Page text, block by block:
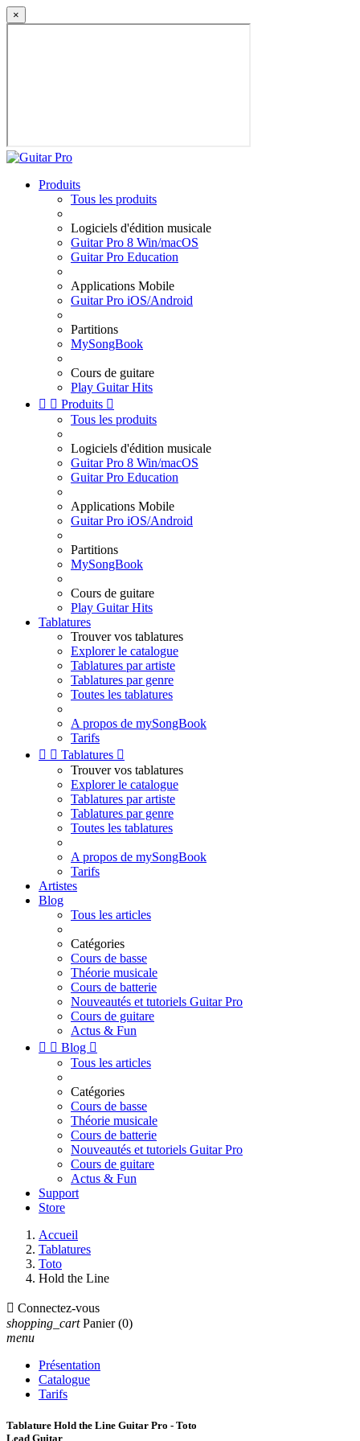
×
Produits
Tous les produits
Logiciels d'édition musicale
Guitar Pro 8 Win/macOS
Guitar Pro Education
Applications Mobile
Guitar Pro iOS/Android
Partitions
MySongBook
Cours de guitare
Play Guitar Hits
  Produits 
Tous les produits
Logiciels d'édition musicale
Guitar Pro 8 Win/macOS
Guitar Pro Education
Applications Mobile
Guitar Pro iOS/Android
Partitions
MySongBook
Cours de guitare
Play Guitar Hits
Tablatures
Trouver vos tablatures
Explorer le catalogue
Tablatures par artiste
Tablatures par genre
Toutes les tablatures
A propos de mySongBook
Tarifs
  Tablatures 
Trouver vos tablatures
Explorer le catalogue
Tablatures par artiste
Tablatures par genre
Toutes les tablatures
A propos de mySongBook
Tarifs
Artistes
Blog
Tous les articles
Catégories
Cours de basse
Théorie musicale
Cours de batterie
Nouveautés et tutoriels Guitar Pro
Cours de guitare
Actus & Fun
  Blog 
Tous les articles
Catégories
Cours de basse
Théorie musicale
Cours de batterie
Nouveautés et tutoriels Guitar Pro
Cours de guitare
Actus & Fun
Support
Store
Accueil
Tablatures
Toto
Hold the Line
 Connectez-vous
shopping_cart Panier (0)
menu
Présentation
Catalogue
Tarifs
Tablature Hold the Line Guitar Pro - Toto
Lead Guitar